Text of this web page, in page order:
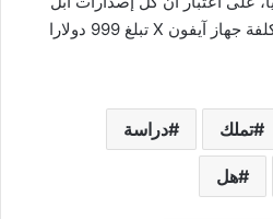
الجديدة مرتفعة القيمة، مثل تكلفة جهاز آيفون X تبلغ 999 دولارا
تملك دراسة
هل